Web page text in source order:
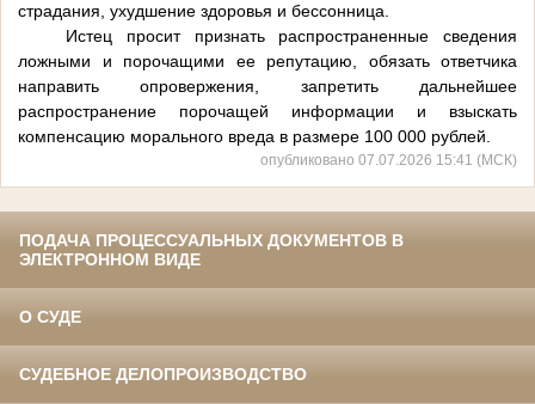
страдания, ухудшение здоровья и бессонница.
Истец просит признать распространенные сведения
ложными и порочащими ее репутацию, обязать ответчика
направить опровержения, запретить дальнейшее
распространение порочащей информации и взыскать
компенсацию морального вреда в размере 100 000 рублей.
опубликовано 07.07.2026 15:41 (МСК)
ПОДАЧА ПРОЦЕССУАЛЬНЫХ ДОКУМЕНТОВ В
ЭЛЕКТРОННОМ ВИДЕ
О СУДЕ
СУДЕБНОЕ ДЕЛОПРОИЗВОДСТВО